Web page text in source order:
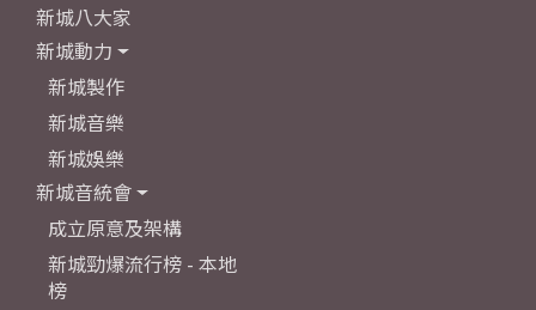
新城八大家
新城動力
新城製作
新城音樂
新城娛樂
新城音統會
成立原意及架構
新城勁爆流行榜 - 本地
榜